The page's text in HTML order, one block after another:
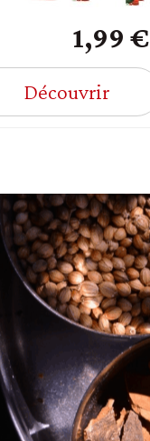
1,99 €
Découvrir